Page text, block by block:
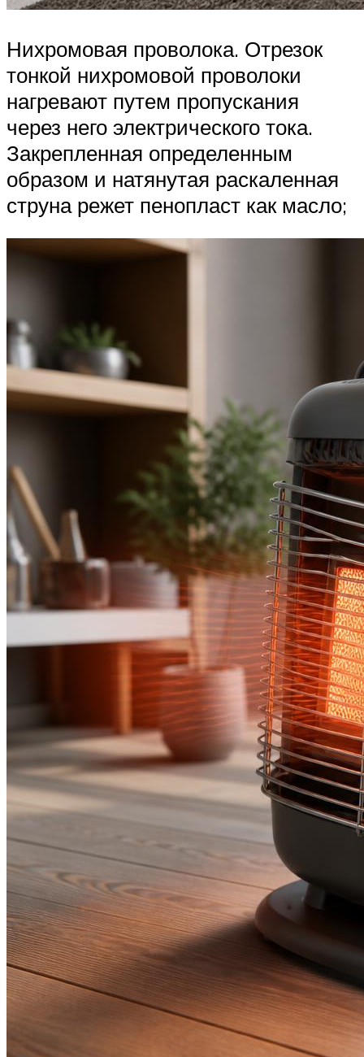
Нихромовая проволока. Отрезок
тонкой нихромовой проволоки
нагревают путем пропускания
через него электрического тока.
Закрепленная определенным
образом и натянутая раскаленная
струна режет пенопласт как масло;